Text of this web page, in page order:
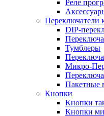
Реле
Переключатели
DIP-
Тумблеры
Микро-
Пакетные
Кнопки
Кнопки
Кнопки